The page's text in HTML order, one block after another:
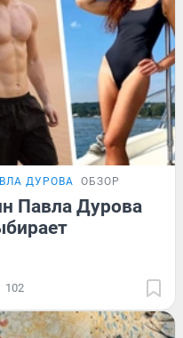
ДУРОВА ОБЗОР
Павла Дурова
102